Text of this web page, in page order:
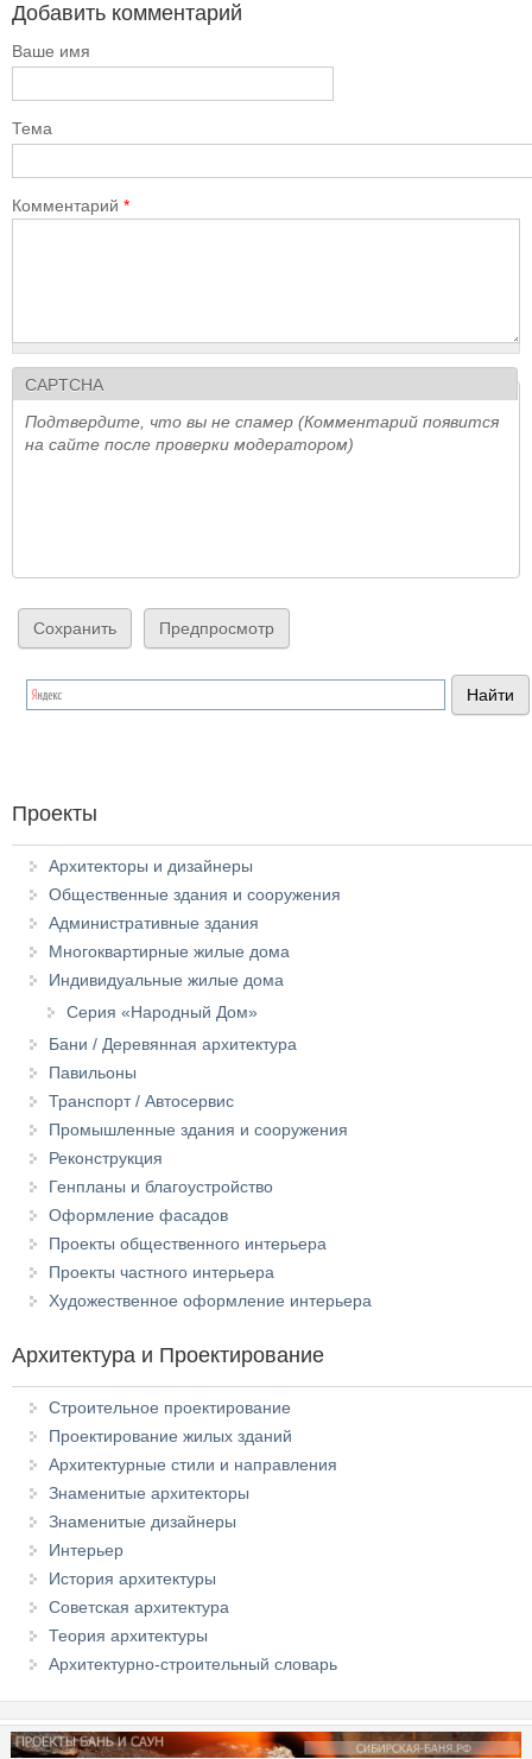
Добавить комментарий
Ваше имя
Тема
Комментарий *
CAPTCHA
Подтвердите, что вы не спамер (Комментарий появится
на сайте после проверки модератором)
Проекты
Архитекторы и дизайнеры
Общественные здания и сооружения
Административные здания
Многоквартирные жилые дома
Индивидуальные жилые дома
Серия «Народный Дом»
Бани / Деревянная архитектура
Павильоны
Транспорт / Автосервис
Промышленные здания и сооружения
Реконструкция
Генпланы и благоустройство
Оформление фасадов
Проекты общественного интерьера
Проекты частного интерьера
Художественное оформление интерьера
Архитектура и Проектирование
Строительное проектирование
Проектирование жилых зданий
Архитектурные стили и направления
Знаменитые архитекторы
Знаменитые дизайнеры
Интерьер
История архитектуры
Советская архитектура
Теория архитектуры
Архитектурно-строительный словарь